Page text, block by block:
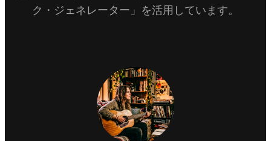
ク・ジェネレーター」を活用しています。